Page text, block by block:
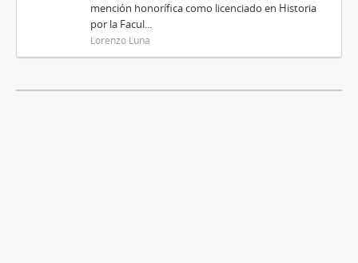
mención honorífica como licenciado en Historia
por la Facul...
Lorenzo Luna